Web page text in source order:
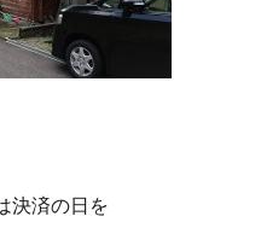
決済の日を